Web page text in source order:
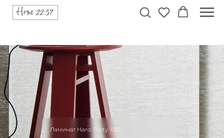
Ламинат Haro Tritty 100